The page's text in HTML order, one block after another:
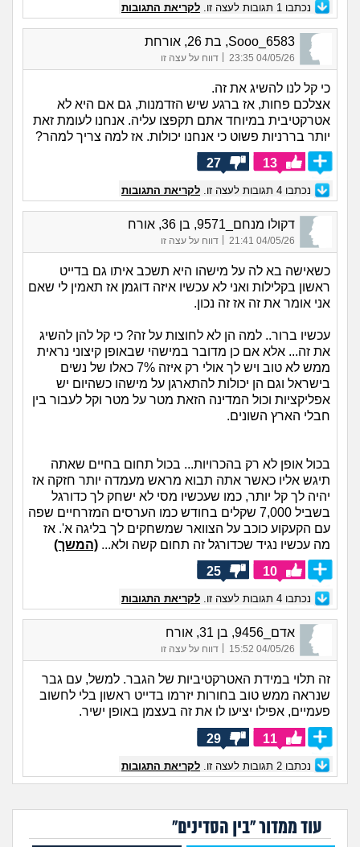
נכתבו 1 תגובות לעצה זו. לקריאת התגובות
Sooo_6583, בת 26, אורחת
04/05/26 23:35
| דווח על עצה זו
כי קל לנו להשיג את זה.
אצלכם פחות, אז ברגע שיש הזדמנות, גם אם היא לא
אטרקטיבית במיוחד אתם תקפצו עליה. אנחנו לעומת זאת
יותר בררניות פשוט כי אנחנו יכולות. אז למה צריך למהר?
13
27
נכתבו 4 תגובות לעצה זו. לקריאת התגובות
דקולו מנחם_9571, בן 36, אורח
04/05/26 21:41 דווח על עצה זו
כשאישה בא לה על מישהו היא תשכב איתו גם בדייט
ראשון בקלילות ואני לא עכשיו איזה דוגמן אז תאמין לי שאם
אני אומר את זה אז זה נכון.
עכשיו ברור.. למה הן לא לחוצות על זה? כי קל להן להשיג
את זה... אלא אם כן מדובר במישהי שבאופן קיצוני נראית
ממש לא טוב ויש לך אולי רק איזה 7% כאלו של נשים
בישראל וגם הן יכולות להתארגן על מישהו כשהיום יש
אפליקציות וכול המדינה הזאת מטר על מטר וקל לעבור בין
חבלי הארץ השונים.
בכול אופן לא רק בהכרויות... בכול תחום בחיים שאתה
תיגש אליו כאשר אתה תבוא מראש מעמדה יותר חזקה אז
יהיה לך קל יותר, כמו שעכשיו מסי לא ישחק לך כדורגל
בשביל 7,000 שקלים בחודש כמו הערסים המזרחיים שפה
עם הקעקוע כוכב על הצוואר שמשחקים לך בליגה א'. אז
מה עכשיו נגיד שכדורגל זה תחום קשה ולא... (המשך)
10
25
נכתבו 4 תגובות לעצה זו. לקריאת התגובות
אדם_9456, בן 31, אורח
04/05/26 15:52 דווח על עצה זו
זה תלוי במידת האטרקטיביות של הגבר. למשל, עם גבר
שנראה ממש טוב בחורות יזרמו בדייט ראשון בלי לחשוב
פעמיים, אפילו יציעו לו את זה בעצמן באופן ישיר.
11
29
נכתבו 2 תגובות לעצה זו. לקריאת התגובות
עוד ממדור "בין הסדינים"